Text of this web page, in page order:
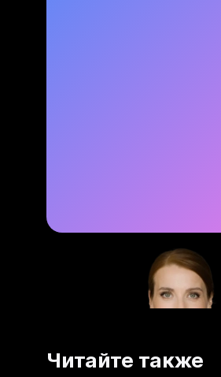
Читайте также